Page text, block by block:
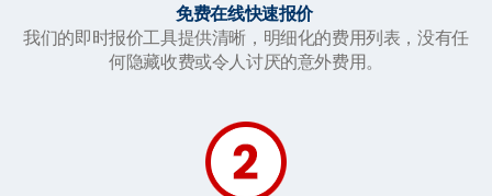
免费在线快速报价
我们的即时报价工具提供清晰，明细化的费用列表，没有任
何隐藏收费或令人讨厌的意外费用。